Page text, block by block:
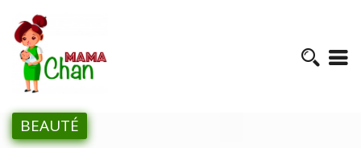
BEAUTÉ